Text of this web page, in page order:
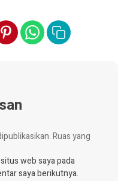
Ruas yang
web saya pada
saya berikutnya.